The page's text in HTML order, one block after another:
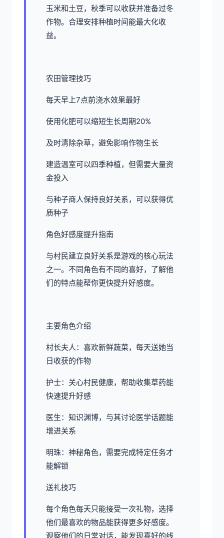
玉米和土豆，秋季可以收获并准备过冬
作物。合理安排种植时间能最大化收
益。
农田管理技巧
每天早上7点前浇水效果最好
使用化肥可以缩短生长周期20%
及时清除杂草，避免影响作物生长
建造温室可以四季种植，但需要大量资
金投入
与种子商人保持良好关系，可以获得优
质种子
角色好感度提升指南
与村民建立良好关系是游戏的核心玩法
之一。不同角色有不同的喜好，了解他
们的特点能帮你更快提升好感度。
主要角色介绍
村长夫人：喜欢新鲜蔬菜，每天送她当
日收获的作物
护士：关心村民健康，帮助收集草药能
快速提升好感
医生：知识渊博，与其讨论医学话题能
增进关系
明珠：神秘角色，需要完成特定任务才
能解锁
送礼技巧
每个角色每天只能接受一次礼物，选择
他们最喜欢的物品能获得更多好感度。
观察他们的日常对话，能发现喜好的线